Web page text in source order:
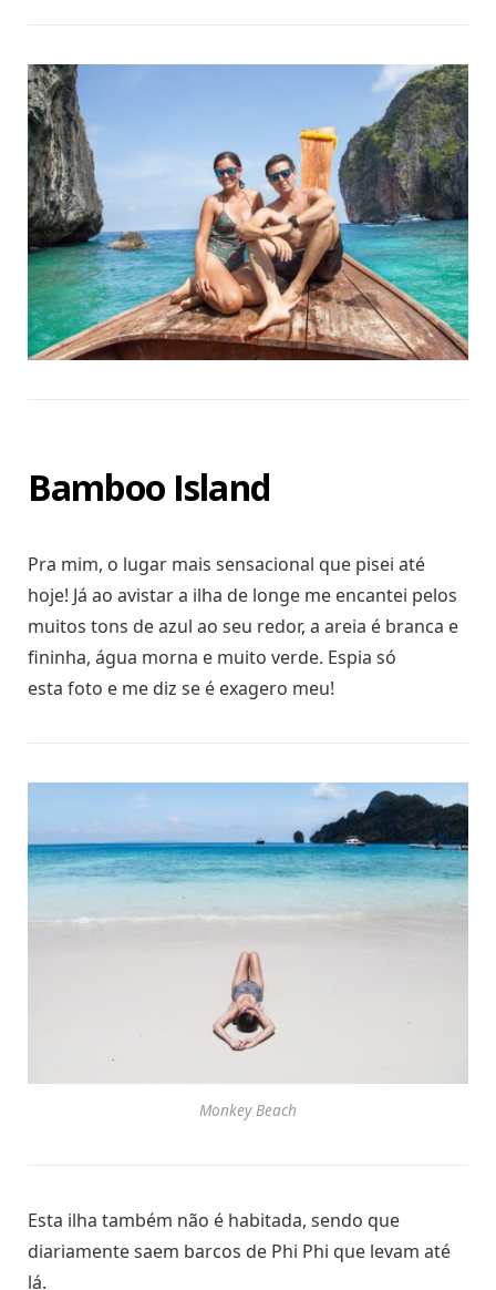
Bamboo Island
Pra mim, o lugar mais sensacional que pisei até
hoje! Já ao avistar a ilha de longe me encantei pelos
muitos tons de azul ao seu redor, a areia é branca e
fininha, água morna e muito verde. Espia só
esta foto e me diz se é exagero meu!
Monkey Beach
Esta ilha também não é habitada, sendo que
diariamente saem barcos de Phi Phi que levam até
lá.